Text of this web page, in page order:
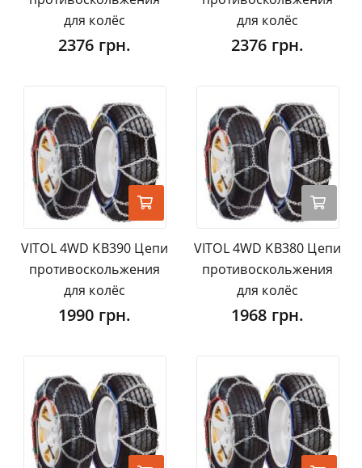
для колёс
2376 грн.
для колёс
2376 грн.
VITOL 4WD KB390 Цепи
противоскольжения
для колёс
1990 грн.
VITOL 4WD KB380 Цепи
противоскольжения
для колёс
1968 грн.